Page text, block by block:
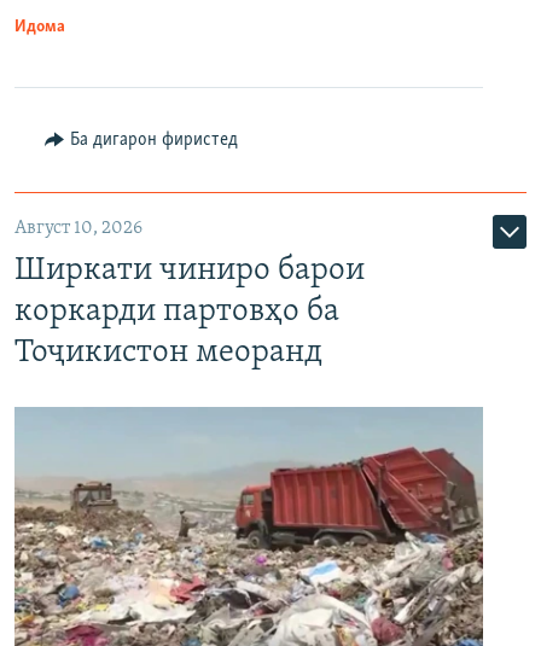
Идома
Ба дигарон фиристед
Август 10, 2026
Ширкати чиниро барои
коркарди партовҳо ба
Тоҷикистон меоранд